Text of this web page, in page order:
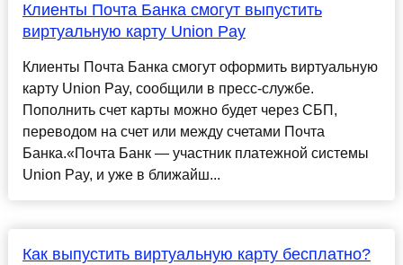
Клиенты Почта Банка смогут выпустить
виртуальную карту Union Pay
Клиенты Почта Банка смогут оформить виртуальную
карту Union Pay, сообщили в пресс-службе.
Пополнить счет карты можно будет через СБП,
переводом на счет или между счетами Почта
Банка.«Почта Банк — участник платежной системы
Union Pay, и уже в ближайш...
Как выпустить виртуальную карту бесплатно?